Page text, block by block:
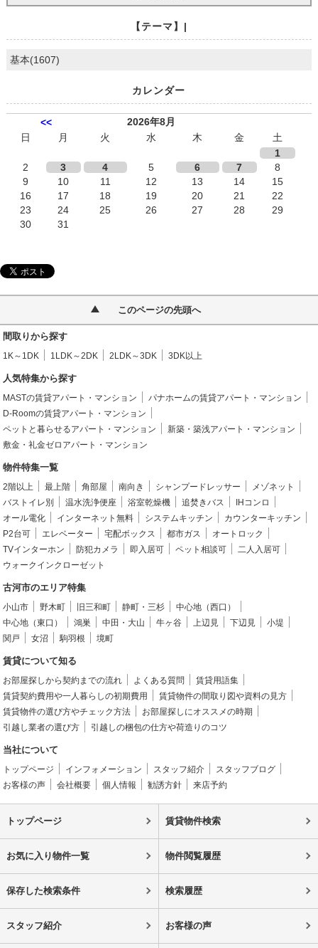
【テーマ】|
基本(1607)
カレンダー
<<
2026年8月
日
月 火 水 木 金
土
1
2
3 4 5 6 7
8
9
10 11 12 13 14
15
16
17 18 19 20 21
22
23
24 25 26 27 28
29
30
31
このページの先頭へ
間取りから探す
1K～1DK 1LDK～2DK 2LDK～3DK 3DK以上
人気特集から探す
MASTの賃貸アパート・マンション
パナホームの賃貸アパート・マンション
D-Roomの賃貸アパート・マンション
ペットと暮らせるアパート・マンション
新築・築浅アパート・マンション
敷金・礼金ゼロアパート・マンション
物件特集一覧
2階以上 最上階 角部屋 南向き シャンプードレッサー
メゾネット
バストイレ別
温水洗浄便座 浴室乾燥機 追焚きバス
IHコンロ
オール電化
インターネット無料 システムキッチン
カウンターキッチン
P2台可
エレベーター 宅配ボックス 都市ガス
オートロック
TVインターホン
防犯カメラ 即入居可 ペット相談可
二人入居可
ウォークインクローゼット
古河市のエリア特集
小山市 野木町 旧三和町 静町・三杉
中心地（西口）
中心地（東口）
鴻巣 中田・大山 牛ヶ谷 上辺見 下辺見
小堤
関戸
女沼 駒羽根 境町
賃貸について知る
お部屋探しから契約までの流れ よくある質問
賃貸用語集
賃貸契約費用や一人暮らしの初期費用
賃貸物件の間取り図や資料の見方
賃貸物件の選び方やチェック方法
お部屋探しにオススメの時期
引越し業者の選び方
引越しの梱包の仕方や荷造りのコツ
当社について
トップページ インフォメーション スタッフ紹介
スタッフブログ
お客様の声
会社概要 個人情報 勧誘方針 来店予約
トップページ 賃貸物件検索
お気に入り物件一覧 物件閲覧履歴
保存した検索条件 検索履歴
スタッフ紹介 お客様の声